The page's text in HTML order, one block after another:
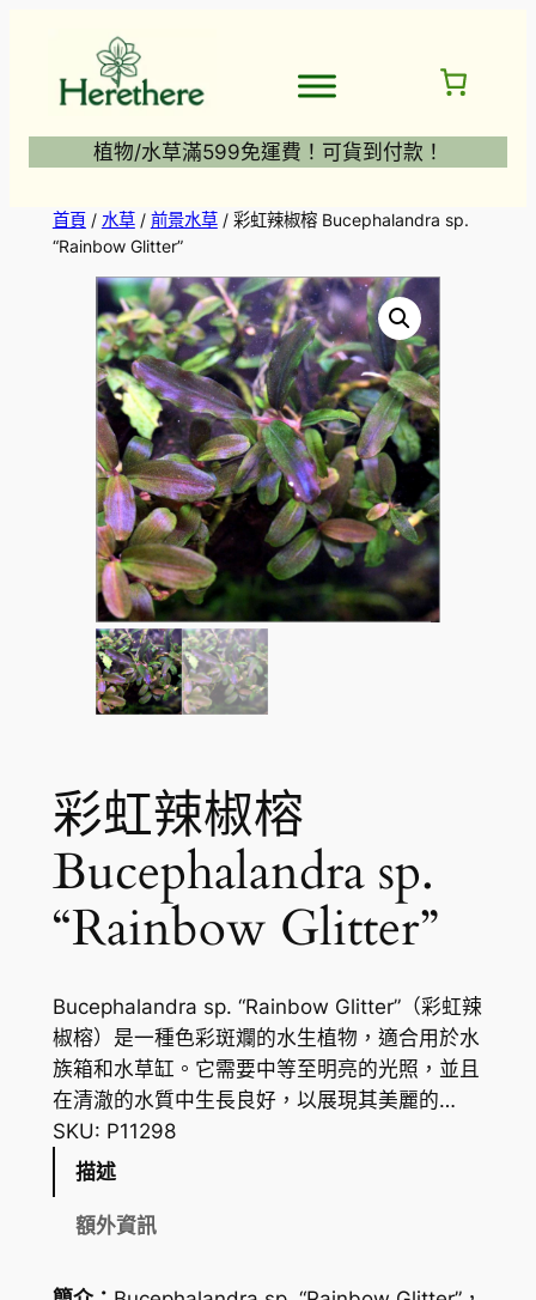
植物/水草滿599免運費！可貨到付款！
首頁/ 水草/ 前景水草/ 彩虹辣椒榕 Bucephalandra sp.
“Rainbow Glitter”
彩虹辣椒榕
Bucephalandra sp.
“Rainbow Glitter”
Bucephalandra sp. “Rainbow Glitter”（彩虹辣
椒榕）是一種色彩斑斕的水生植物，適合用於水
族箱和水草缸。它需要中等至明亮的光照，並且
在清澈的水質中生長良好，以展現其美麗的…
SKU: P11298
描述
額外資訊